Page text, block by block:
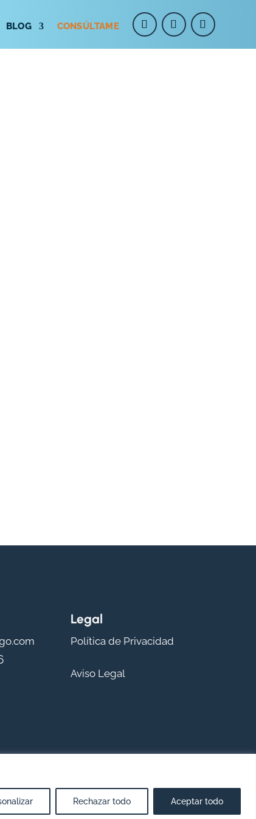
Rechazar todo Aceptar todo
BLOG CONSÚLTAME
Legal
Política de Privacidad
Aviso Legal